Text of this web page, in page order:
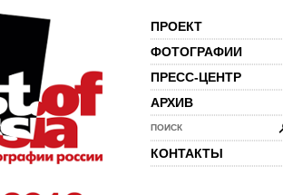
ПРОЕКТ
ФОТОГРАФИИ
ПРЕСС-ЦЕНТР
АРХИВ
ПОИСК
КОНТАКТЫ